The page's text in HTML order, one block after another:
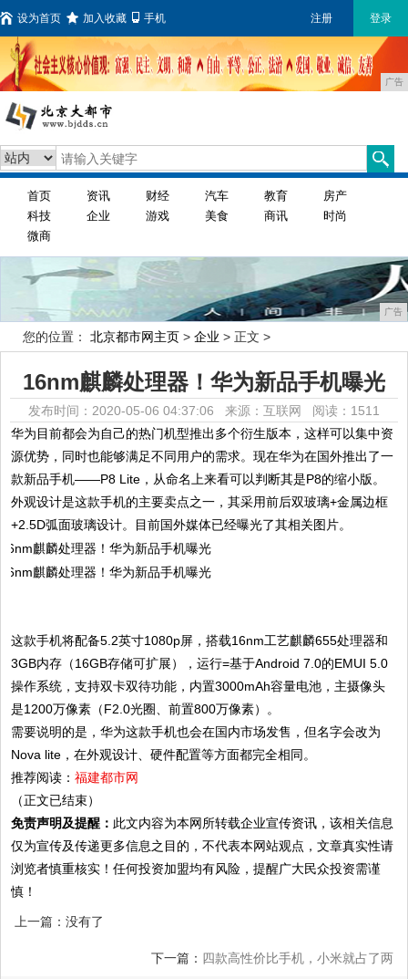
设为首页 加入收藏 手机 注册 登录
广告
首页 资讯 财经 汽车 教育
房产
科技
企业 游戏 美食 商讯
时尚
微商
广告
您的位置： 北京都市网主页 > 企业 > 正文 >
16nm麒麟处理器！华为新品手机曝光
发布时间：2020-05-06 04:37:06 来源：互联网 阅读：1511
华为目前都会为自己的热门机型推出多个衍生版本，这样可以集中资
源优势，同时也能够满足不同用户的需求。现在华为在国外推出了一
款新品手机——P8 Lite，从命名上来看可以判断其是P8的缩小版。
外观设计是这款手机的主要卖点之一，其采用前后双玻璃+金属边框
+2.5D弧面玻璃设计。目前国外媒体已经曝光了其相关图片。
这款手机将配备5.2英寸1080p屏，搭载16nm工艺麒麟655处理器和
3GB内存（16GB存储可扩展），运行=基于Android 7.0的EMUI 5.0
操作系统，支持双卡双待功能，内置3000mAh容量电池，主摄像头
是1200万像素（F2.0光圈、前置800万像素）。
需要说明的是，华为这款手机也会在国内市场发售，但名字会改为
Nova lite，在外观设计、硬件配置等方面都完全相同。
推荐阅读：福建都市网
（正文已结束）
免责声明及提醒： 此文内容为本网所转载企业宣传资讯，该相关信息
仅为宣传及传递更多信息之目的，不代表本网站观点，文章真实性请
浏览者慎重核实！任何投资加盟均有风险，提醒广大民众投资需谨
慎！
上一篇：没有了
下一篇： 四款高性价比手机，小米就占了两